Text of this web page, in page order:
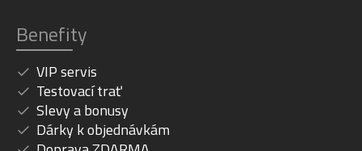
Benefity
VIP servis
Testovací trať
Slevy a bonusy
Dárky k objednávkám